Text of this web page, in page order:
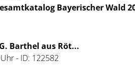
Bayerischer Wald
G. Barthel aus Röt...
- ID: 122582